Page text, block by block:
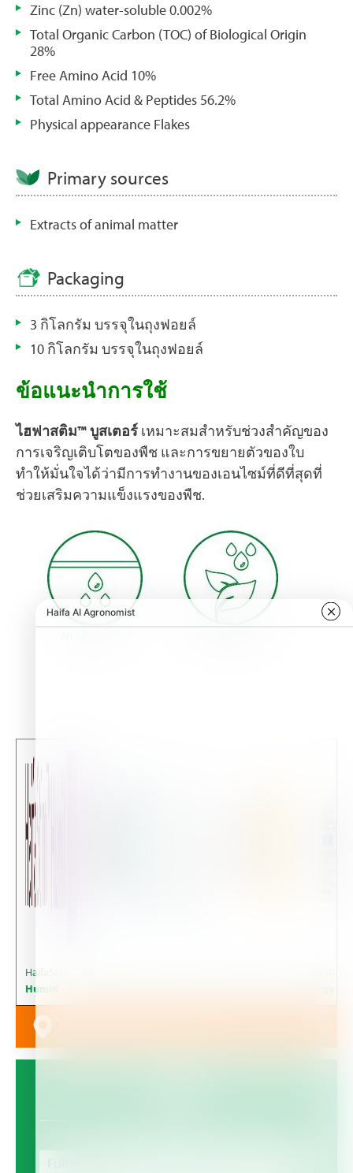
Zinc (Zn) water-soluble 0.002%
Total Organic Carbon (TOC) of Biological Origin
28%
Free Amino Acid 10%
Total Amino Acid & Peptides 56.2%
Physical appearance Flakes
Primary sources
Extracts of animal matter
Packaging
3 กิโลกรัม บรรจุในถุงฟอยล์
10 กิโลกรัม บรรจุในถุงฟอยล์
ข้อแนะนำการใช้
ไฮฟาสติม™บูสเตอร์ เหมาะสมสำหรับช่วงสำคัญของ
การเจริญเติบโตของพืช และการขยายตัวของใบ
ทำให้มั่นใจได้ว่ามีการทำงานของเอนไซม์ที่ดีที่สุดที่
ช่วยเสริมความแข็งแรงของพืช.
HaifaStim™
HumiK